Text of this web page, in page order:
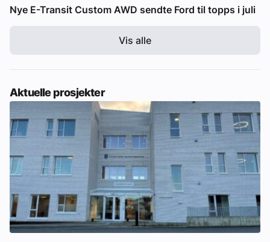
Nye E-Transit Custom AWD sendte Ford til topps i juli
Vis alle
Aktuelle prosjekter